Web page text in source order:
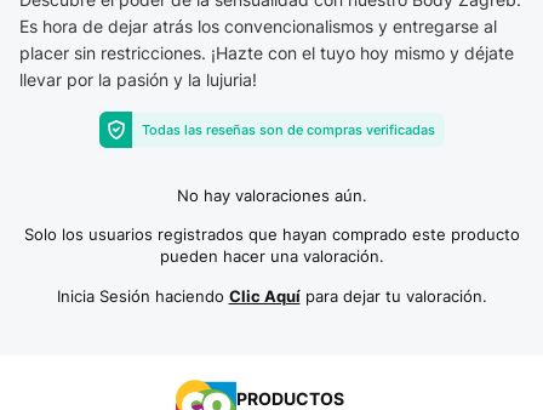
Es hora de dejar atrás los convencionalismos y entregarse al
placer sin restricciones. ¡Hazte con el tuyo hoy mismo y déjate
llevar por la pasión y la lujuria!
Todas las reseñas son de compras verificadas
No hay valoraciones aún.
Solo los usuarios registrados que hayan comprado este producto
pueden hacer una valoración.
Inicia Sesión haciendo Clic Aquípara dejar tu valoración.
PRODUCTOS